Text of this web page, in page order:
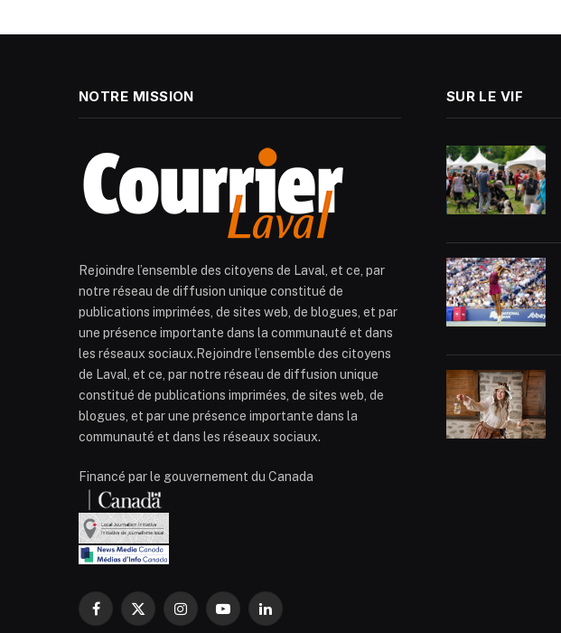
NOTRE MISSION
Rejoindre l’ensemble des citoyens de Laval, et ce, par
notre réseau de diffusion unique constitué de
publications imprimées, de sites web, de blogues, et par
une présence importante dans la communauté et dans
les réseaux sociaux.Rejoindre l’ensemble des citoyens
de Laval, et ce, par notre réseau de diffusion unique
constitué de publications imprimées, de sites web, de
blogues, et par une présence importante dans la
communauté et dans les réseaux sociaux.
Financé par le gouvernement du Canada
Facebook
X
InstagramYouTubeLinkedIn
SUR LE VIF